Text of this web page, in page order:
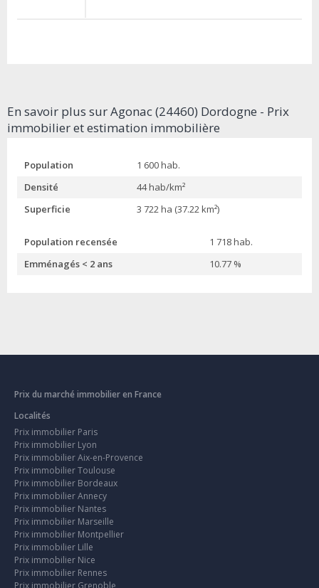
En savoir plus sur Agonac (24460) Dordogne - Prix
immobilier et estimation immobilière
Population
1 600 hab.
Densité
44 hab/km²
Superficie
3 722 ha (37.22 km²)
Population recensée
1 718 hab.
Emménagés < 2 ans
10.77 %
Prix du marché immobilier en France
Localités
Prix immobilier Paris
Prix immobilier Lyon
Prix immobilier Aix-en-Provence
Prix immobilier Toulouse
Prix immobilier Bordeaux
Prix immobilier Annecy
Prix immobilier Nantes
Prix immobilier Marseille
Prix immobilier Montpellier
Prix immobilier Lille
Prix immobilier Nice
Prix immobilier Rennes